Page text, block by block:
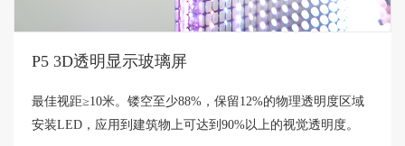
P5 3D透明显示玻璃屏
最佳视距≥10米。镂空至少88%，保留12%的物理透明度区域
安装LED，应用到建筑物上可达到90%以上的视觉透明度。